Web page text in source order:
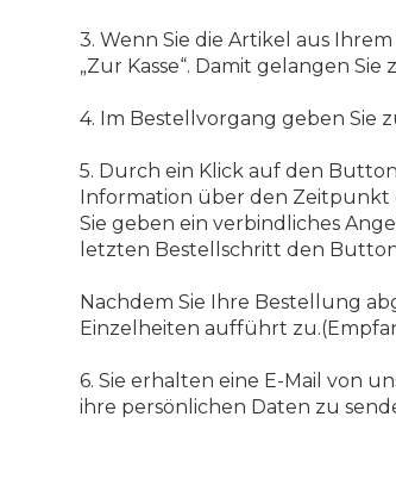
3. Wenn Sie die Artikel aus
„Zur Kasse“. Damit gelangen
4. Im Bestellvorgang geben Sie
5. Durch ein Klick auf den
Information über den Zeitpunkt
Sie geben ein verbindliches
letzten Bestellschritt den
Nachdem Sie Ihre Bestellung
Einzelheiten aufführt
6. Sie erhalten eine E-Mail von
ihre persönlichen Daten zu